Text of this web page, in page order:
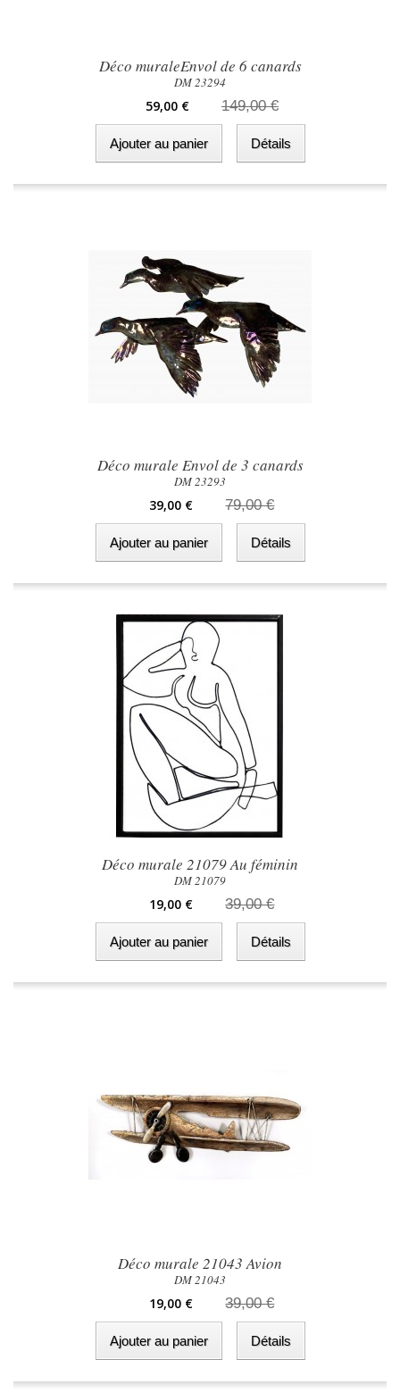
Déco muraleEnvol de 6 canards
DM 23294
59,00 € 149,00 €
Ajouter au panier Détails
Déco murale Envol de 3 canards
DM 23293
39,00 € 79,00 €
Ajouter au panier Détails
Déco murale 21079 Au féminin
DM 21079
19,00 € 39,00 €
Ajouter au panier Détails
Déco murale 21043 Avion
DM 21043
19,00 € 39,00 €
Ajouter au panier Détails